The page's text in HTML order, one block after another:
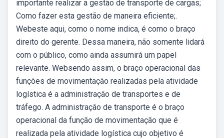
importante realizar a gestão de transporte de cargas;
Como fazer esta gestão de maneira eficiente;.
Webeste aqui, como o nome indica, é como o braço
direito do gerente. Dessa maneira, não somente lidará
com o público, como ainda assumirá um papel
relevante. Websendo assim, o braço operacional das
funções de movimentação realizadas pela atividade
logística é a administração de transportes e de
tráfego. A administração de transporte é o braço
operacional da função de movimentação que é
realizada pela atividade logística cujo objetivo é